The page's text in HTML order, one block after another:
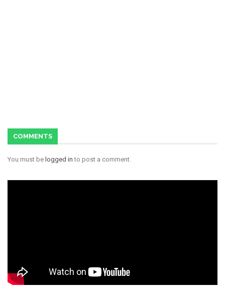
COMMENTS
You must be logged in to post a comment.